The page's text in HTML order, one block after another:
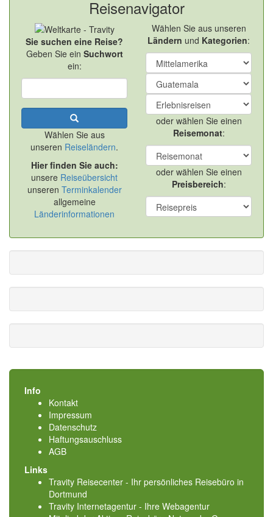
Reisenavigator
Sie suchen eine Reise?
Geben Sie ein Suchwort
ein:
Wählen Sie aus
unseren Reiseländern.
Hier finden Sie auch:
unsere Reiseübersicht
unseren Terminkalender
allgemeine
Länderinformationen
Wählen Sie aus unseren
Ländern und Kategorien:
oder wählen Sie einen
Reisemonat:
oder wählen Sie einen
Preisbereich:
Info
Kontakt
Impressum
Datenschutz
Haftungsauschluss
AGB
Links
Travity Reisecenter - Ihr persönliches Reisebüro in
Dortmund
Travity Internetagentur - Ihre Webagentur